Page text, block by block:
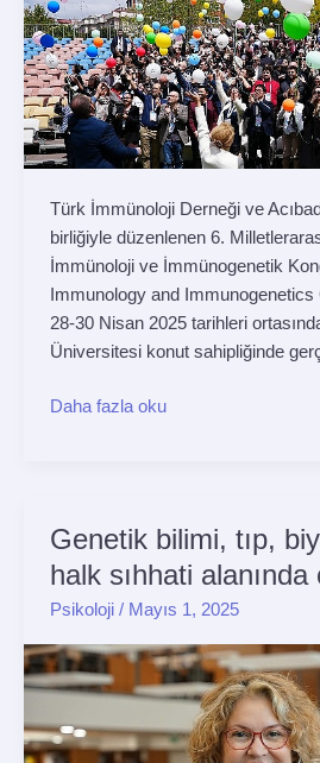
Türk İmmünoloji Derneği ve
birliğiyle düzenlenen 6.
İmmünoloji ve İmmünogenetik
Immunology and
28-30 Nisan 2025 tarihleri
Üniversitesi konut sahipliğinde
Daha fazla oku
Genetik bilimi, tıp,
halk sıhhati alanında
Psikoloji/ Mayıs 1, 2025
Genetik
bilimi,
biyoteknoloji
ve
halk
alanında